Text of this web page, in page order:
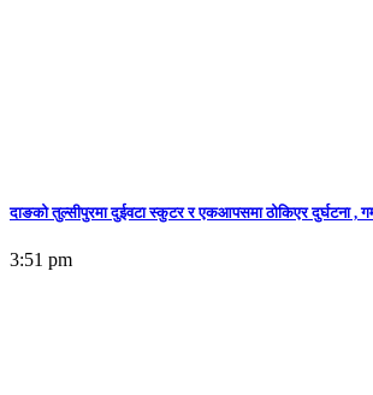
दाङको तुल्सीपुरमा दुईवटा स्कुटर र एकआपसमा ठोकिएर दुर्घटना ,
3:51 pm